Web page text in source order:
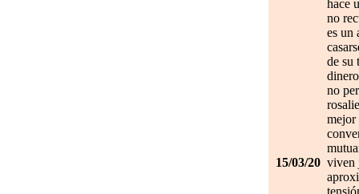
15/03/20
hace
no
es un
de su
no
mejor
viven